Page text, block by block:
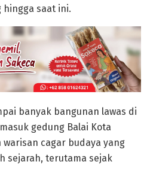
saat ini.
banyak bangunan lawas di
gedung Balai Kota
warisan cagar budaya yang
sejarah, terutama sejak